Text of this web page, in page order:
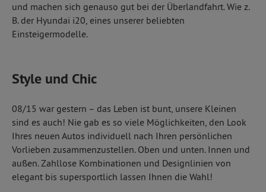
und machen sich genauso gut bei der Überlandfahrt. Wie z.
B. der Hyundai i20, eines unserer beliebten
Einsteigermodelle.
Style und Chic
08/15 war gestern – das Leben ist bunt, unsere Kleinen
sind es auch! Nie gab es so viele Möglichkeiten, den Look
Ihres neuen Autos individuell nach Ihren persönlichen
Vorlieben zusammenzustellen. Oben und unten. Innen und
außen. Zahllose Kombinationen und Designlinien von
elegant bis supersportlich lassen Ihnen die Wahl!